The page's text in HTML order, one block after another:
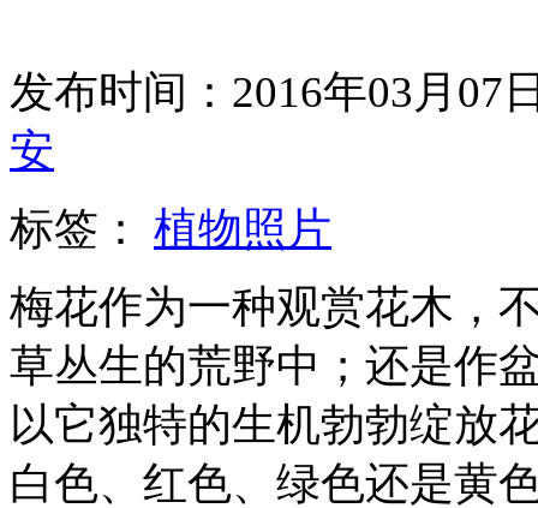
发布时间：2016年03月07
安
标签： 植物照片
梅花作为一种观赏花木，
草丛生的荒野中；还是作
以它独特的生机勃勃绽放
白色、红色、绿色还是黄